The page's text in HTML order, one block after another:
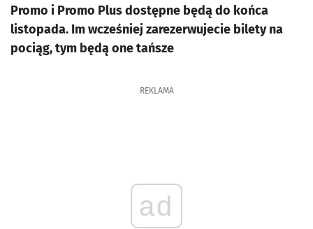
Promo i Promo Plus dostępne będą do końca
listopada. Im wcześniej zarezerwujecie bilety na
pociąg, tym będą one tańsze
REKLAMA
ad